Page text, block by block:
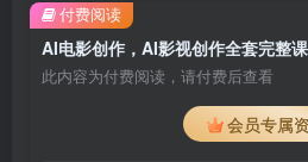
AI电影创作，AI影视创作全套完整课
此内容为付费阅读，请付费后查看
会员专属
付费阅读